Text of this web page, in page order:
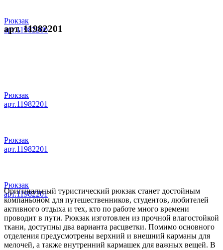
Рюкзак
арт.11982200
арт. 11982201
Рюкзак
арт.11982201
Рюкзак
арт.11982201
Рюкзак
арт.11982201
Оригинальный туристический рюкзак станет достойным
компаньоном для путешественников, студентов, любителей
активного отдыха и тех, кто по работе много времени
проводит в пути. Рюкзак изготовлен из прочной влагостойкой
ткани, доступны два варианта расцветки. Помимо основного
отделения предусмотрены верхний и внешний карманы для
мелочей, а также внутренний кармашек для важных вещей. В